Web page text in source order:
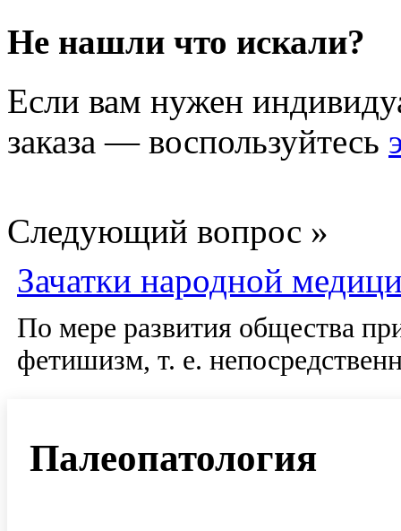
Не нашли что искали?
Если вам нужен
заказа — воспользуйтесь
Следующий вопрос »
Зачатки народной
По мере развития общества
фетишизм, т. е.
Палеопатология